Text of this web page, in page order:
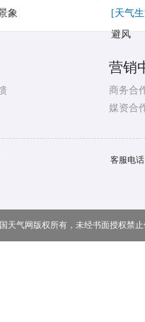
象
[天气
避风
营销
商务合
媒资合
客服电
天气网版权所有，未经书面授权